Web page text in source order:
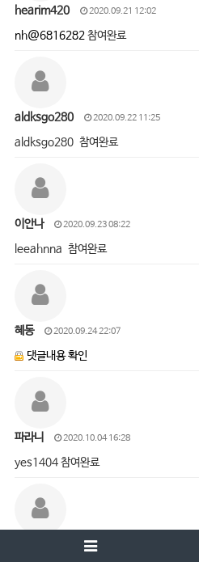
hearim420 2020.09.21 12:02
nh@6816282참여완료
aldksgo280 2020.09.22 11:25
aldksgo280 참여완료
이안나 2020.09.23 08:22
leeahnna 참여완료
혜동 2020.09.24 22:07
댓글내용 확인
파라니 2020.10.04 16:28
yes1404 참여완료
2020.10.05 15:01